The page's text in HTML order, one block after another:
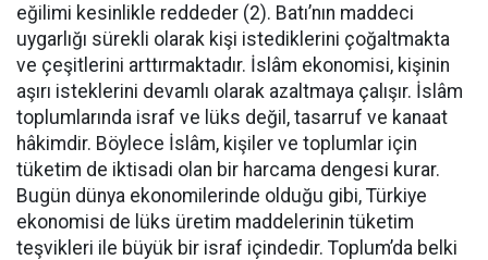
eğilimi kesinlikle reddeder (2). Batı’nın maddeci
uygarlığı sürekli olarak kişi istediklerini çoğaltmakta
ve çeşitlerini arttırmaktadır. İslâm ekonomisi, kişinin
aşırı isteklerini devamlı olarak azaltmaya çalışır. İslâm
toplumlarında israf ve lüks değil, tasarruf ve kanaat
hâkimdir. Böylece İslâm, kişiler ve toplumlar için
tüketim de iktisadi olan bir harcama dengesi kurar.
Bugün dünya ekonomilerinde olduğu gibi, Türkiye
ekonomisi de lüks üretim maddelerinin tüketim
teşvikleri ile büyük bir israf içindedir. Toplum’da belki